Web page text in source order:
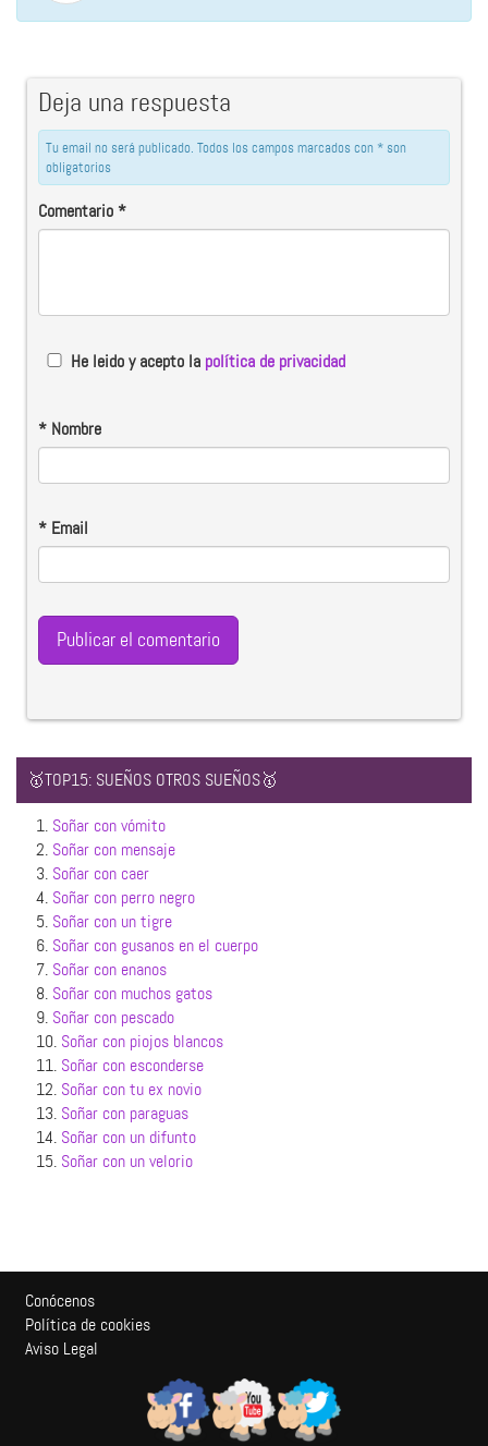
Deja una respuesta
Tu email no será publicado. Todos los campos marcados con * son
obligatorios
Comentario*
He leido y acepto la política de privacidad
* Nombre
* Email
🥇TOP15: SUEÑOS OTROS SUEÑOS🥇
1. Soñar con vómito
2. Soñar con mensaje
3. Soñar con caer
4. Soñar con perro negro
5. Soñar con un tigre
6. Soñar con gusanos en el cuerpo
7. Soñar con enanos
8. Soñar con muchos gatos
9. Soñar con pescado
10. Soñar con piojos blancos
11. Soñar con esconderse
12. Soñar con tu ex novio
13. Soñar con paraguas
14. Soñar con un difunto
15. Soñar con un velorio
Conócenos
Política de cookies
Aviso Legal